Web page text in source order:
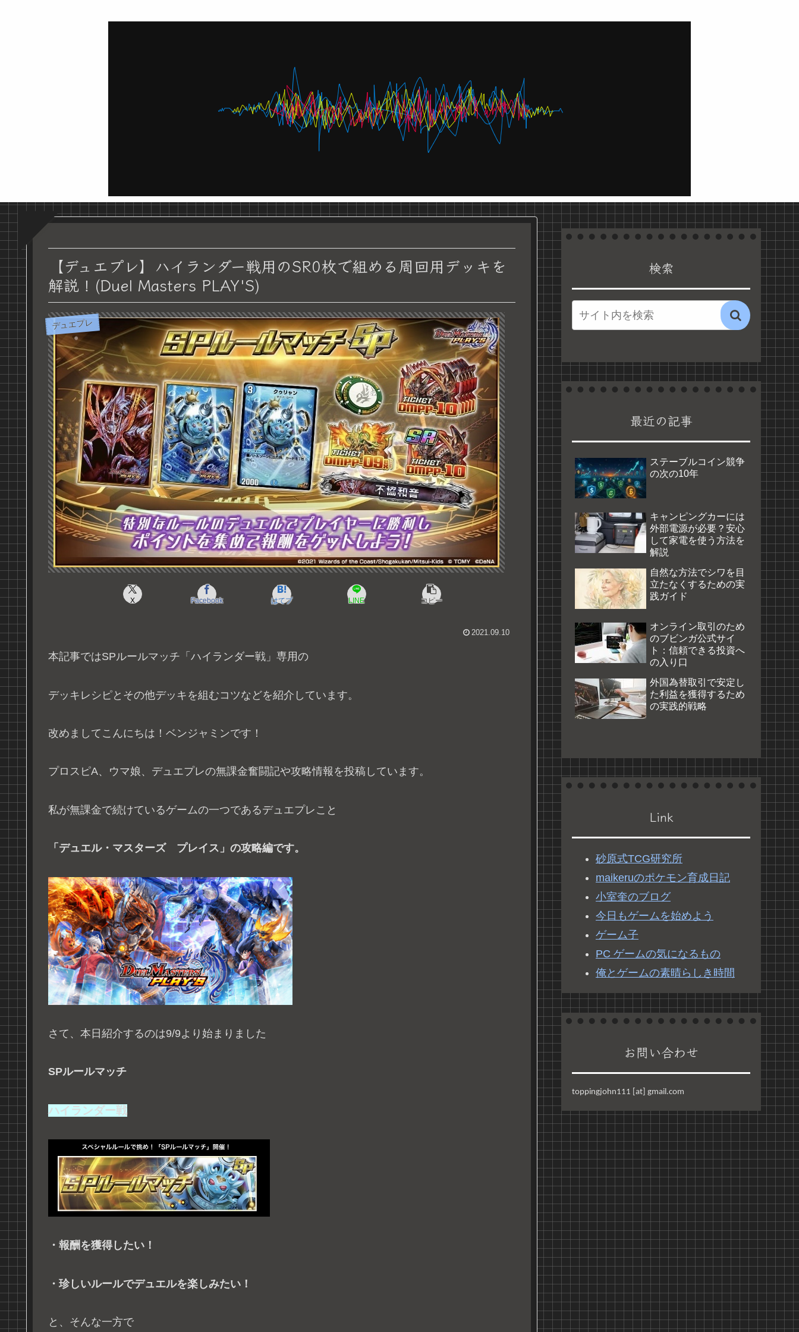
【デュエプレ】ハイランダー戦用のSR0枚で組める周回用デッキを
解説！(Duel Masters PLAY'S)
デュエプレ
X Facebook はてブ LINE コピー
2021.09.10
本記事ではSPルールマッチ「ハイランダー戦」専用の
デッキレシピとその他デッキを組むコツなどを紹介しています。
改めましてこんにちは！ベンジャミンです！
プロスピA、ウマ娘、デュエプレの無課金奮闘記や攻略情報を投稿しています。
私が無課金で続けているゲームの一つであるデュエプレこと
「デュエル・マスターズ プレイス」の攻略編です。
さて、本日紹介するのは9/9より始まりました
SPルールマッチ
ハイランダー戦
・報酬を獲得したい！
・珍しいルールでデュエルを楽しみたい！
と、そんな一方で
検索
最近の記事
ステーブルコイン競争
の次の10年
キャンピングカーには
外部電源が必要？安心
して家電を使う方法を
解説
自然な方法でシワを目
立たなくするための実
践ガイド
オンライン取引のため
のブビンガ公式サイ
ト：信頼できる投資へ
の入り口
外国為替取引で安定し
た利益を獲得するため
の実践的戦略
Link
砂原式TCG研究所
maikeruのポケモン育成日記
小室奎のブログ
今日もゲームを始めよう
ゲーム子
PC ゲームの気になるもの
俺とゲームの素晴らしき時間
お問い合わせ
toppingjohn111 [at] gmail.com